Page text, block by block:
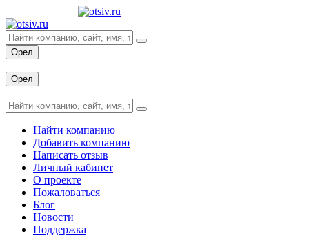
Орел
Орел
Найти компанию
Добавить компанию
Написать отзыв
Личный кабинет
О проекте
Пожаловаться
Блог
Новости
Поддержка